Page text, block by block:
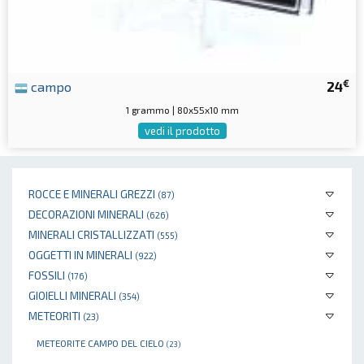
ROCCE E MINERALI GREZZI (87)
DECORAZIONI MINERALI (626)
MINERALI CRISTALLIZZATI (555)
OGGETTI IN MINERALI (922)
FOSSILI (176)
GIOIELLI MINERALI (354)
METEORITI (23)
METEORITE CAMPO DEL CIELO (23)
24€
campo
1 grammo | 80x55x10 mm
vedi il prodotto